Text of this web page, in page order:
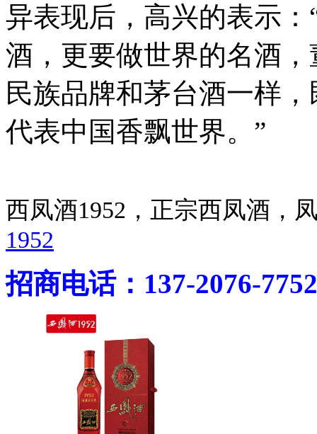
异表现后，高兴的表示
酒，更要做世界的名酒
民族品牌和茅台酒一样
代表中国香飘世界。”
西凤酒1952，正宗西凤酒
1952
招商电话：137-2076-7752